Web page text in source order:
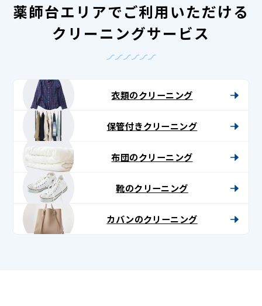
薬師台エリアでご利用いただける
クリーニングサービス
衣類のクリーニング
保管付きクリーニング
布団のクリーニング
靴のクリーニング
カバンのクリーニング